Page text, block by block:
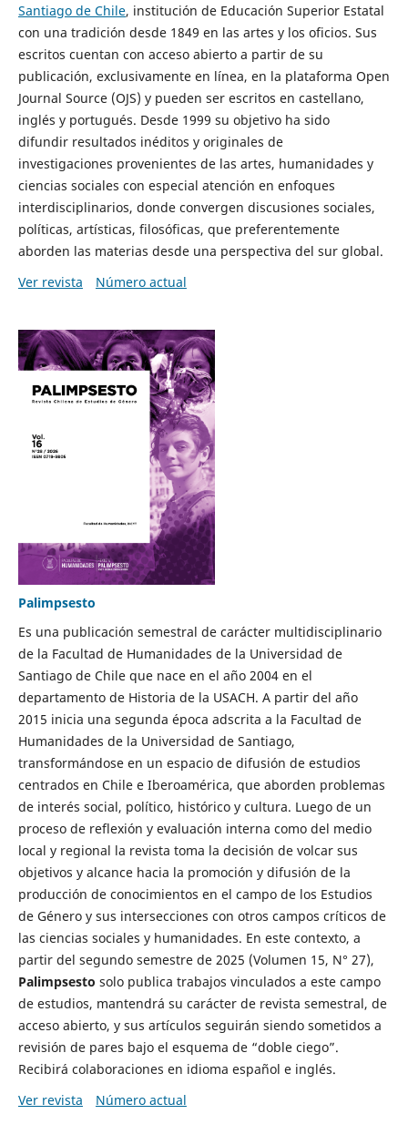
Santiago de Chile, institución de Educación Superior Estatal
con una tradición desde 1849 en las artes y los oficios. Sus
escritos cuentan con acceso abierto a partir de su
publicación, exclusivamente en línea, en la plataforma Open
Journal Source (OJS) y pueden ser escritos en castellano,
inglés y portugués. Desde 1999 su objetivo ha sido
difundir resultados inéditos y originales de
investigaciones provenientes de las artes, humanidades y
ciencias sociales con especial atención en enfoques
interdisciplinarios, donde convergen discusiones sociales,
políticas, artísticas, filosóficas, que preferentemente
aborden las materias desde una perspectiva del sur global.
Ver revista
Número actual
Palimpsesto
Es una publicación semestral de carácter multidisciplinario
de la Facultad de Humanidades de la Universidad de
Santiago de Chile que nace en el año 2004 en el
departamento de Historia de la USACH. A partir del año
2015 inicia una segunda época adscrita a la Facultad de
Humanidades de la Universidad de Santiago,
transformándose en un espacio de difusión de estudios
centrados en Chile e Iberoamérica, que aborden problemas
de interés social, político, histórico y cultura. Luego de un
proceso de reflexión y evaluación interna como del medio
local y regional la revista toma la decisión de volcar sus
objetivos y alcance hacia la promoción y difusión de la
producción de conocimientos en el campo de los Estudios
de Género y sus intersecciones con otros campos críticos de
las ciencias sociales y humanidades. En este contexto, a
partir del segundo semestre de 2025 (Volumen 15, N° 27),
Palimpsesto solo publica trabajos vinculados a este campo
de estudios, mantendrá su carácter de revista semestral, de
acceso abierto, y sus artículos seguirán siendo sometidos a
revisión de pares bajo el esquema de “doble ciego”.
Recibirá colaboraciones en idioma español e inglés.
Ver revista
Número actual